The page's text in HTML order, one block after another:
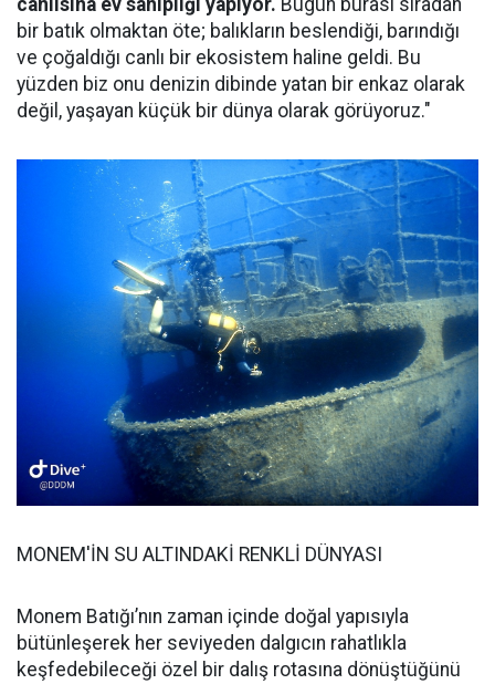
bir batık olmaktan öte; balıkların beslendiği, barındığı
ve çoğaldığı canlı bir ekosistem haline geldi. Bu
yüzden biz onu denizin dibinde yatan bir enkaz olarak
değil, yaşayan küçük bir dünya olarak görüyoruz."
MONEM'İN SU ALTINDAKİ RENKLİ DÜNYASI
Monem Batığı’nın zaman içinde doğal yapısıyla
bütünleşerek her seviyeden dalgıcın rahatlıkla
keşfedebileceği özel bir dalış rotasına dönüştüğünü